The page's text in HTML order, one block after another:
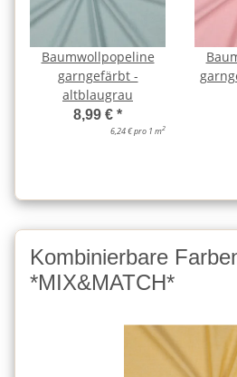
Baumwollpopeline
garngefärbt -
altblaugrau
8,99 € *
6,24 € pro 1 m2
Kombinierbare
*MIX&MATCH*